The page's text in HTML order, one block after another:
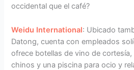
occidental que el café?
Weidu International: Ubicado
Datong, cuenta con empleados
ofrece botellas de vino de
chinos y una piscina para ocio y